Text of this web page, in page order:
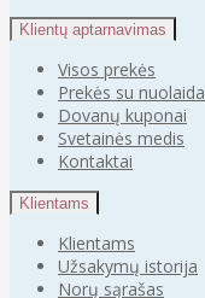
Klientų aptarnavimas
Visos prekės
Prekės su nuolaida
Dovanų kuponai
Svetainės medis
Kontaktai
Klientams
Klientams
Užsakymų istorija
Norų sąrašas